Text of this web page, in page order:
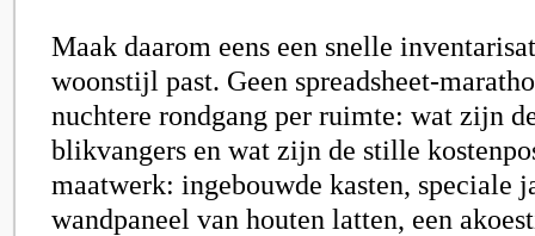
Maak daarom eens een snelle
woonstijl past. Geen spreadsheet-
nuchtere rondgang per ruimte: wat zijn
blikvangers en wat zijn de stille
maatwerk: ingebouwde kasten, speciale
wandpaneel van houten latten, een